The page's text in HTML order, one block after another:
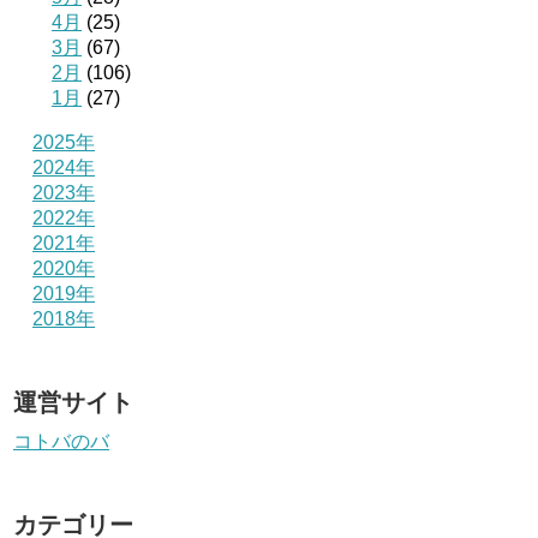
4月 (25)
3月 (67)
2月 (106)
1月 (27)
2025年
2024年
2023年
2022年
2021年
2020年
2019年
2018年
運営サイト
コトバのバ
カテゴリー